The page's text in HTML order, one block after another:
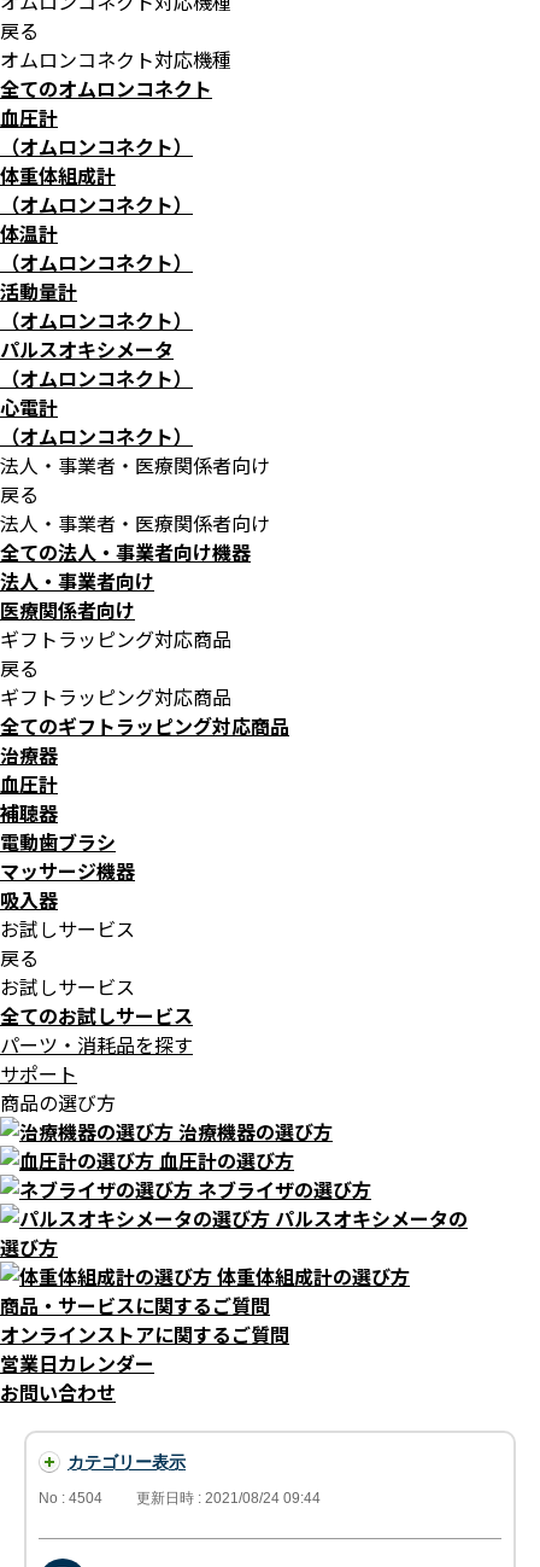
戻る
オムロンコネクト対応機種
全てのオムロンコネクト
血圧計
（オムロンコネクト）
体重体組成計
（オムロンコネクト）
体温計
（オムロンコネクト）
活動量計
（オムロンコネクト）
パルスオキシメータ
（オムロンコネクト）
心電計
（オムロンコネクト）
法人・事業者・医療関係者向け
戻る
法人・事業者・医療関係者向け
全ての法人・事業者向け機器
法人・事業者向け
医療関係者向け
ギフトラッピング対応商品
戻る
ギフトラッピング対応商品
全てのギフトラッピング対応商品
治療器
血圧計
補聴器
電動歯ブラシ
マッサージ機器
吸入器
お試しサービス
戻る
お試しサービス
全てのお試しサービス
パーツ・消耗品を探す
サポート
商品の選び方
治療機器の選び方
血圧計の選び方
ネブライザの選び方
パルスオキシメータの
選び方
体重体組成計の選び方
商品・サービスに関するご質問
オンラインストアに関するご質問
営業日カレンダー
お問い合わせ
カテゴリー表示
No : 4504 更新日時 : 2021/08/24 09:44